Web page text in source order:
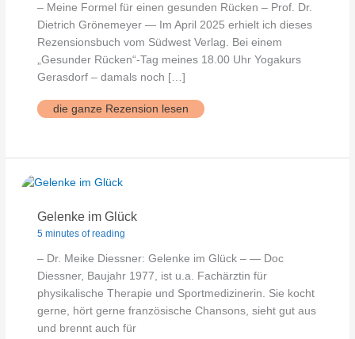
– Meine Formel für einen gesunden Rücken – Prof. Dr.
Dietrich Grönemeyer — Im April 2025 erhielt ich dieses
Rezensionsbuch vom Südwest Verlag. Bei einem
„Gesunder Rücken“-Tag meines 18.00 Uhr Yogakurs
Gerasdorf – damals noch […]
Rücken
die ganze Rezension lesen
Gelenke im Glück
5 minutes of reading
– Dr. Meike Diessner: Gelenke im Glück – — Doc
Diessner, Baujahr 1977, ist u.a. Fachärztin für
physikalische Therapie und Sportmedizinerin. Sie kocht
gerne, hört gerne französische Chansons, sieht gut aus
und brennt auch für